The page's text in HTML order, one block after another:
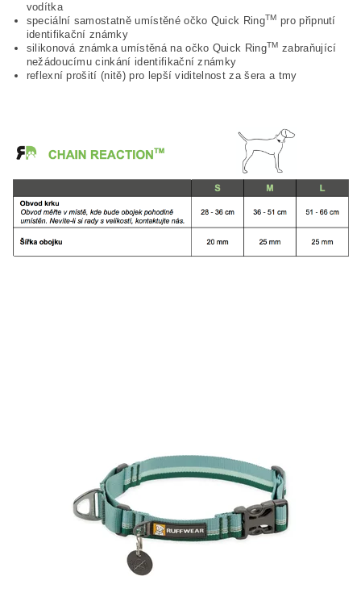
vodítka
speciální samostatně umístěné očko Quick RingTM pro připnutí
identifikační známky
silikonová známka umístěná na očko Quick RingTM zabraňující
nežádoucímu cinkání identifikační známky
reflexní prošití (nitě) pro lepší viditelnost za šera a tmy